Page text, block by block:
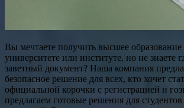
Вы мечтаете получить высшее
университете или институте, но не знаете
заветный документ? Наша компания
безопасное решение для всех, кто хочет
официальной корочки с регистрацией и
предлагаем готовые решения для